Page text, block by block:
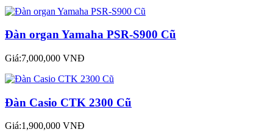
Đàn organ Yamaha PSR-S900 Cũ
Giá:7,000,000 VNĐ
Đàn Casio CTK 2300 Cũ
Giá:1,900,000 VNĐ